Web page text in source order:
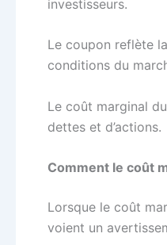
investisseurs.
Le coupon reflète
conditions du
Le coût marginal
dettes et d’actions.
Comment le coût
Lorsque le coût
voient un